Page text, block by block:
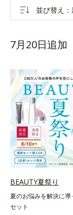
並び替え
7月20日追加
BEAUTY夏祭り
夏のお悩みを解決に
セット